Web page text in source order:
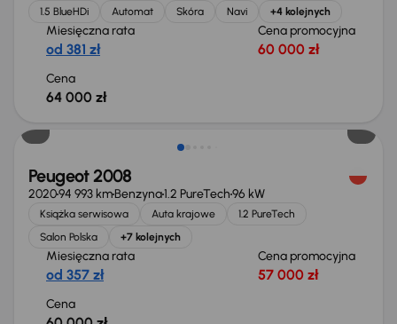
1.5 BlueHDi Automat Skóra Navi +4 kolejnych
Miesięczna rata
od 381 zł
Cena promocyjna
60 000 zł
Cena
64 000 zł
Peugeot 2008
202094 993 kmBenzyna1.2 PureTech96 kW
Książka serwisowa Auta krajowe
1.2 PureTech
Salon Polska
+7 kolejnych
Miesięczna rata
od 357 zł
Cena promocyjna
57 000 zł
Cena